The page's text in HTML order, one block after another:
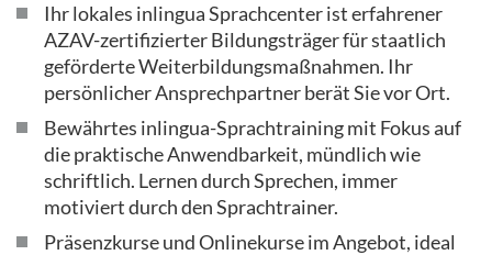
Ihr lokales inlingua Sprachcenter ist erfahrener
AZAV-zertifizierter Bildungsträger für staatlich
geförderte Weiterbildungs­maßnahmen. Ihr
persönlicher Ansprechpartner berät Sie vor Ort.
Bewährtes inlingua-Sprachtraining mit Fokus auf
die praktische Anwendbarkeit, mündlich wie
schriftlich. Lernen durch Sprechen, immer
motiviert durch den Sprachtrainer.
Präsenzkurse und Onlinekurse im Angebot, ideal